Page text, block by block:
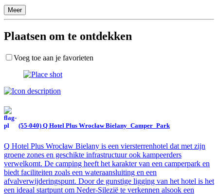
Meer
Plaatsen om te ontdekken
Voeg toe aan je favorieten
(55-040) Q Hotel Plus Wrocław Bielany_Camper_Park
Q Hotel Plus Wrocław Bielany is een viersterrenhotel dat met zijn
groene zones en geschikte infrastructuur ook kampeerders
verwelkomt. De camping heeft het karakter van een camperpark en
biedt faciliteiten zoals een wateraansluiting en een
afvalverwijderingspunt. Door de gunstige ligging van het hotel is het
een ideaal startpunt om Neder-Silezië te verkennen alsook een